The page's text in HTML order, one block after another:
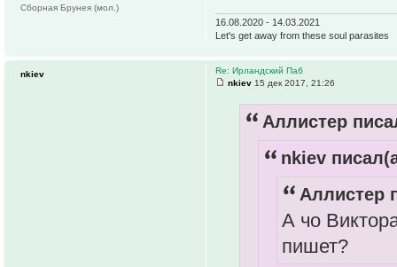
16.08.2020 - 14.03.2021
Let's get away from these soul parasites
Сборная Брунея (мол.)
Re: Ирландский Паб
nkiev 15 дек 2017, 21:26
Аллистер
nkiev
Аллистер
А чо
пишет?
nkiev